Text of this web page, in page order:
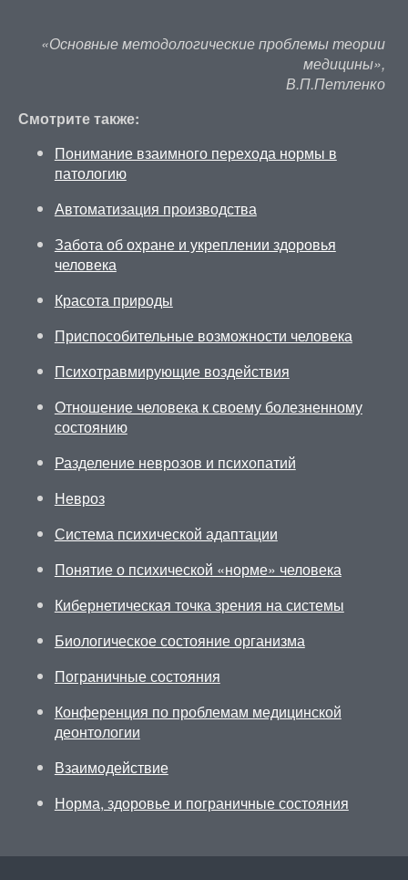
«Основные методологические проблемы теории
медицины»,
В.П.Петленко
Смотрите также:
Понимание взаимного перехода нормы в
патологию
Автоматизация производства
Забота об охране и укреплении здоровья
человека
Красота природы
Приспособительные возможности человека
Психотравмирующие воздействия
Отношение человека к своему болезненному
состоянию
Разделение неврозов и психопатий
Невроз
Система психической адаптации
Понятие о психической «норме» человека
Кибернетическая точка зрения на системы
Биологическое состояние организма
Пограничные состояния
Конференция по проблемам медицинской
деонтологии
Взаимодействие
Норма, здоровье и пограничные состояния